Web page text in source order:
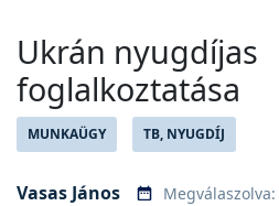
Ukrán nyugdíjas
foglalkoztatása
MUNKAÜGY TB, NYUGDÍJ
Vasas János Megválaszolva: